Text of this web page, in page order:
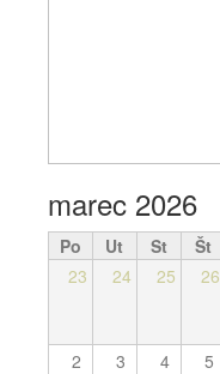
marec 2026
Po Ut St Št
23
24 25 26
2 3 4 5